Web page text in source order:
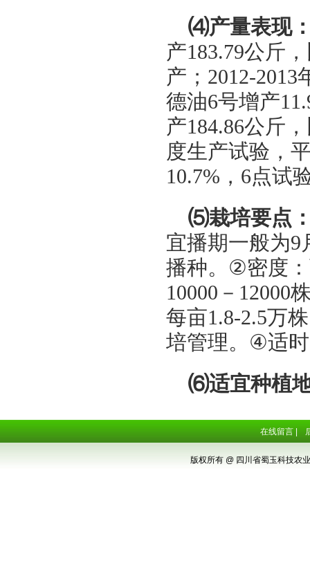
⑷产量表现
产183.79公斤
产； 2012-2013
德油6号增产
产184.86公斤
度生产试验，
10.7% ， 6点试
⑸栽培要点
宜播期一般为9
播种。 ②密度
10000 － 12000
每亩1.8-2.5万
培管理。 ④适
⑹适宜种植
在线留言|
版权所有 @ 四川省蜀玉科技农